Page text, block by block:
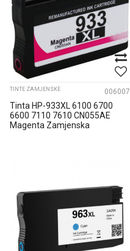
TINTE ZAMJENSKE 006007
Tinta HP-933XL 6100 6700
6600 7110 7610 CN055AE
Magenta Zamjenska